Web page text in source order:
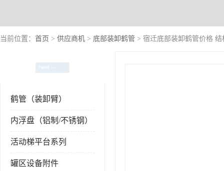
当前位置： 首页 > 供应商机 > 底部装卸鹤管 > 宿迁底部装卸鹤管价格
鹤管（装卸臂）
内浮盘（铝制/不锈钢）
活动梯平台系列
罐区设备附件